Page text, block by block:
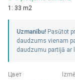
1: 33 m2
Uzmanību! Pasūtot
daudzums vienam
daudzumu partijā ar
Цвет